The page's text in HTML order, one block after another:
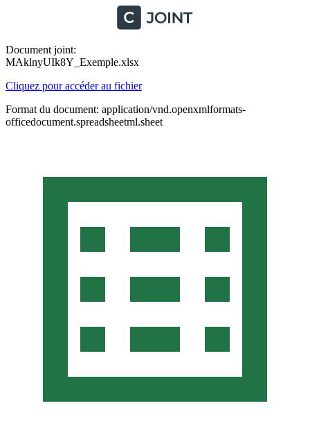
Document joint:
MAklnyUIk8Y_Exemple.xlsx
Cliquez pour accéder au fichier
Format du document: application/vnd.openxmlformats-
officedocument.spreadsheetml.sheet